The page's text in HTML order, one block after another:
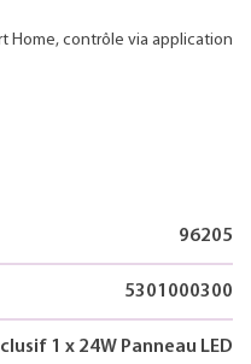
Home, contrôle via application
96205
5301000300
1 x 24W Panneau LED